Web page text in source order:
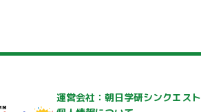
運営会社：朝日学研シンクエスト